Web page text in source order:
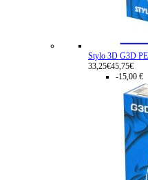
Stylo 3D G3D
33,25€45,75€
-15,00 €